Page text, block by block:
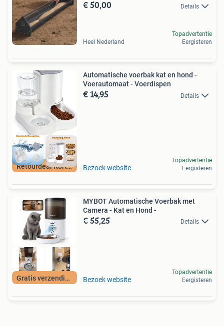
€ 50,00 Details
Heel Nederland
Topadvertentie
Eergisteren
Retourdeal Korting
Automatische voerbak kat en hond -
Voerautomaat - Voerdispen
€ 14,95 Details
Bezoek website
Topadvertentie
Eergisteren
Gratis verzending
MYBOT Automatische Voerbak met
Camera - Kat en Hond -
€ 55,25 Details
Bezoek website
Topadvertentie
Eergisteren